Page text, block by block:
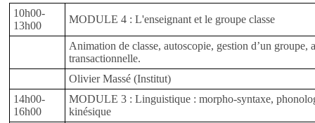
10h00-
13h00
MODULE 4 : L'enseignant et le groupe classe
Animation de classe, autoscopie, gestion d’un groupe,
transactionnelle.
Olivier Massé (Institut)
14h00-
16h00
MODULE 3 : Linguistique : morpho-syntaxe,
kinésique